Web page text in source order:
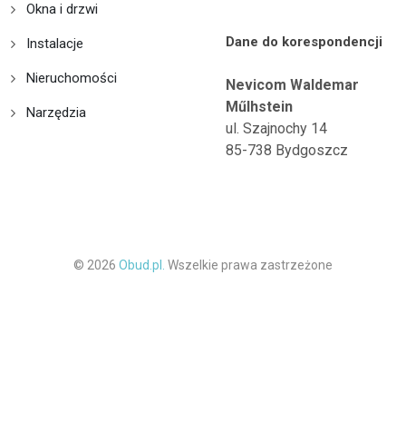
Okna i drzwi
Instalacje
Nieruchomości
Narzędzia
Dane do korespondencji
Nevicom Waldemar
Műlhstein
ul. Szajnochy 14
85-738 Bydgoszcz
© 2026 Obud.pl. Wszelkie prawa zastrzeżone